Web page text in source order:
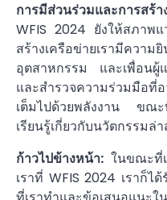
การมีส่วนร่วมและการสร้า
WFIS 2024 ยังให้สภาพ
สร้างเครือข่ายเรามีควา
อุตสาหกรรม และเพื่อนผู้
และสำรวจความร่วมมือที่
เต็มไปด้วยพลังงาน ขณะ
เรียนรู้เกี่ยวกับนวัตกรรมล่
ก้าวไปข้างหน้า: ในขณะที่
เราที่ WFIS 2024 เราก็ไ